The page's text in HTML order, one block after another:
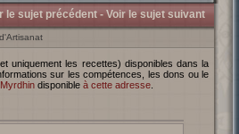
le sujet précédent - Voir le sujet suivant
sur les compétences, les dons ou le
Myrdhindisponible à cette adresse.